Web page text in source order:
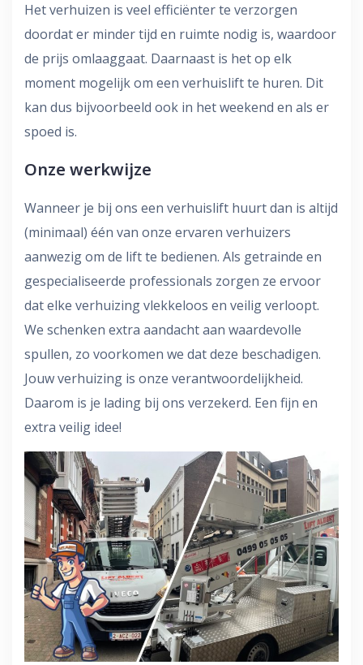
Het verhuizen is veel efficiënter te verzorgen
doordat er minder tijd en ruimte nodig is, waardoor
de prijs omlaaggaat. Daarnaast is het op elk
moment mogelijk om een verhuislift te huren. Dit
kan dus bijvoorbeeld ook in het weekend en als er
spoed is.
Onze werkwijze
Wanneer je bij ons een verhuislift huurt dan is altijd
(minimaal) één van onze ervaren verhuizers
aanwezig om de lift te bedienen. Als getrainde en
gespecialiseerde professionals zorgen ze ervoor
dat elke verhuizing vlekkeloos en veilig verloopt.
We schenken extra aandacht aan waardevolle
spullen, zo voorkomen we dat deze beschadigen.
Jouw verhuizing is onze verantwoordelijkheid.
Daarom is je lading bij ons verzekerd. Een fijn en
extra veilig idee!